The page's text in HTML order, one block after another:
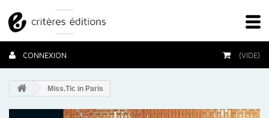
CONNEXION (VIDE)
Miss.Tic in Paris